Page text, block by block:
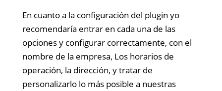
En cuanto a la configuración del plugin yo
recomendaría entrar en cada una de las
opciones y configurar correctamente, con el
nombre de la empresa, Los horarios de
operación, la dirección, y tratar de
personalizarlo lo más posible a nuestras